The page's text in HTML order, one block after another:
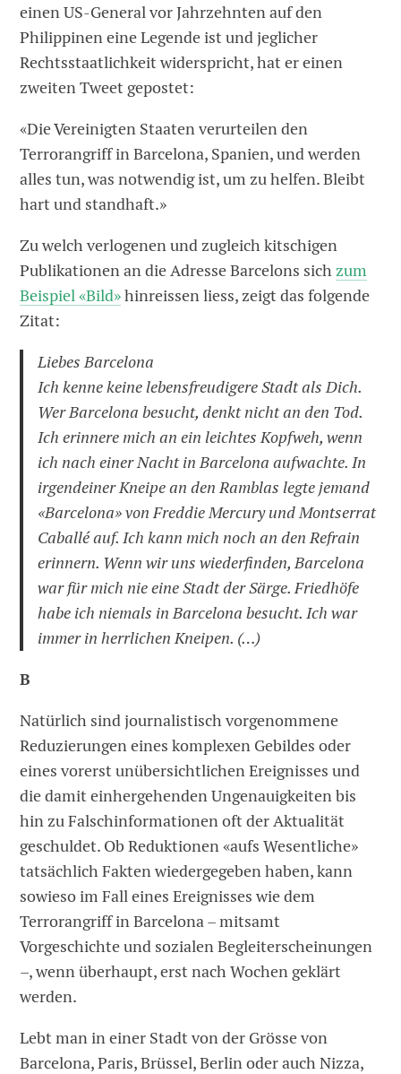
einen US-General vor Jahrzehnten auf den
Philippinen eine Legende ist und jeglicher
Rechtsstaatlichkeit widerspricht, hat er einen
zweiten Tweet gepostet:
«Die Vereinigten Staaten verurteilen den
Terrorangriff in Barcelona, Spanien, und werden
alles tun, was notwendig ist, um zu helfen. Bleibt
hart und standhaft.»
Zu welch verlogenen und zugleich kitschigen
Publikationen an die Adresse Barcelons sich zum
Beispiel «Bild»hinreissen liess, zeigt das folgende
Zitat:
Liebes Barcelona
Ich kenne keine lebensfreudigere Stadt als Dich.
Wer Barcelona besucht, denkt nicht an den Tod.
Ich erinnere mich an ein leichtes Kopfweh, wenn
ich nach einer Nacht in Barcelona aufwachte. In
irgendeiner Kneipe an den Ramblas legte jemand
«Barcelona» von Freddie Mercury und Montserrat
Caballé auf. Ich kann mich noch an den Refrain
erinnern. Wenn wir uns wiederfinden, Barcelona
war für mich nie eine Stadt der Särge. Friedhöfe
habe ich niemals in Barcelona besucht. Ich war
immer in herrlichen Kneipen. (…)
B
Natürlich sind journalistisch vorgenommene
Reduzierungen eines komplexen Gebildes oder
eines vorerst unübersichtlichen Ereignisses und
die damit einhergehenden Ungenauigkeiten bis
hin zu Falschinformationen oft der Aktualität
geschuldet. Ob Reduktionen «aufs Wesentliche»
tatsächlich Fakten wiedergegeben haben, kann
sowieso im Fall eines Ereignisses wie dem
Terrorangriff in Barcelona – mitsamt
Vorgeschichte und sozialen Begleiterscheinungen
–, wenn überhaupt, erst nach Wochen geklärt
werden.
Lebt man in einer Stadt von der Grösse von
Barcelona, Paris, Brüssel, Berlin oder auch Nizza,